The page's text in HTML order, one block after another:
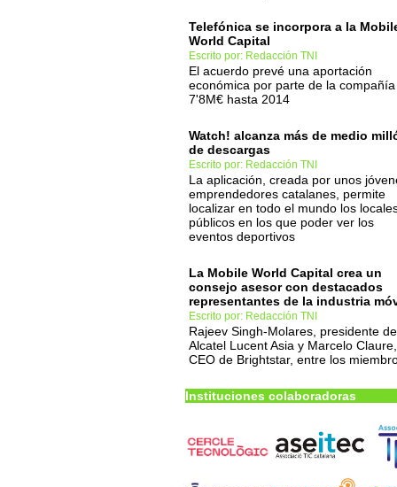
Telefónica se incorpora a la
World Capital
Escrito por: Redacción TNI
El acuerdo prevé una aportación
económica por parte de la
7'8M€ hasta 2014
Watch! alcanza más de medio
de descargas
Escrito por: Redacción TNI
La aplicación, creada por unos
emprendedores catalanes, permite
localizar en todo el mundo los
públicos en los que poder ver los
eventos deportivos
La Mobile World Capital crea un
consejo asesor con destacados
representantes de la industria
Escrito por: Redacción TNI
Rajeev Singh-Molares, presidente de
Alcatel Lucent Asia y Marcelo Claure,
CEO de Brightstar, entre los
Instituciones colaboradoras